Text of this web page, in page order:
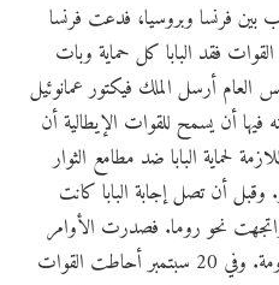
الحرب بين فرنسا وبروسيا، فدعت فرنسا
فقد البابا كل حماية وبات
أرسل الملك فيكتور عمانوئيل
فيها أن يسمح للقوات الإيطالية أن
لحماية البابا ضد مطامع الثوار
أن تصل إجابة البابا كانت
نحو روما. فصدرت الأوامر
للجيش البابوي بأن ينسحب دون مقاومة. وفي 20 سبتمبر أحاطت القوات